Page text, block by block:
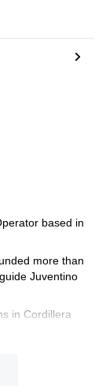
based in
more than
Juventino
in Cordillera